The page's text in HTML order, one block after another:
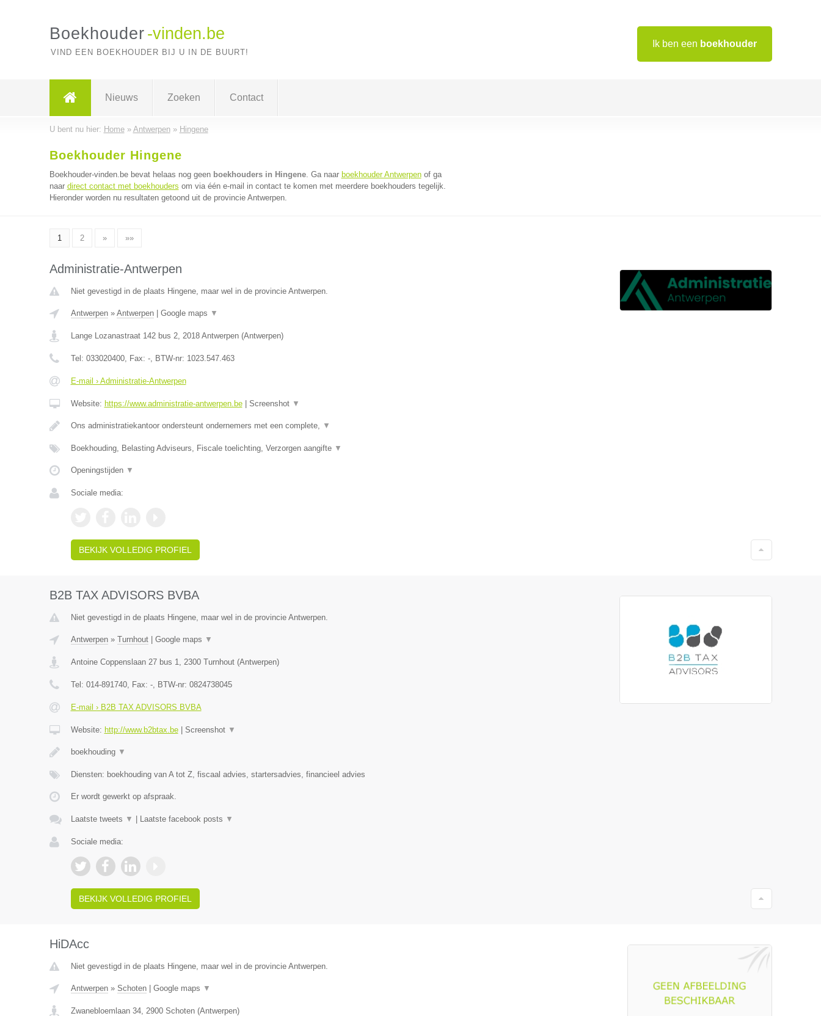
Ik ben een boekhouder
Boekhouder -vinden.be
VIND EEN BOEKHOUDER BIJ U IN DE BUURT!
Nieuws Zoeken Contact
U bent nu hier: Home» Antwerpen» Hingene
Boekhouder Hingene
Boekhouder-vinden.be bevat helaas nog geen boekhouders in Hingene. Ga naar boekhouder Antwerpenof ga
naar direct contact met boekhouders om via één e-mail in contact te komen met meerdere boekhouders tegelijk.
Hieronder worden nu resultaten getoond uit de provincie Antwerpen.
1 2 » »»
Administratie-Antwerpen
Niet gevestigd in de plaats Hingene, maar wel in de provincie Antwerpen.
Antwerpen» Antwerpen| Google maps ▼
Lange Lozanastraat 142 bus 2, 2018 Antwerpen(Antwerpen)
Tel: 033020400, Fax: -, BTW-nr: 1023.547.463
E-mail › Administratie-Antwerpen
Website: https://www.administratie-antwerpen.be| Screenshot ▼
Ons administratiekantoor ondersteunt ondernemers met een complete, ▼
Boekhouding, Belasting Adviseurs, Fiscale toelichting, Verzorgen aangifte ▼
Openingstijden ▼
Sociale media:
BEKIJK VOLLEDIG PROFIEL
B2B TAX ADVISORS BVBA
Niet gevestigd in de plaats Hingene, maar wel in de provincie Antwerpen.
Antwerpen» Turnhout| Google maps ▼
Antoine Coppenslaan 27 bus 1, 2300 Turnhout(Antwerpen)
Tel: 014-891740, Fax: -, BTW-nr: 0824738045
E-mail › B2B TAX ADVISORS BVBA
Website: http://www.b2btax.be| Screenshot ▼
boekhouding ▼
Diensten: boekhouding van A tot Z, fiscaal advies, startersadvies, financieel advies
Er wordt gewerkt op afspraak.
Laatste tweets ▼ Laatste facebook posts ▼
Sociale media:
BEKIJK VOLLEDIG PROFIEL
HiDAcc
Niet gevestigd in de plaats Hingene, maar wel in de provincie Antwerpen.
Antwerpen» Schoten| Google maps ▼
Zwanebloemlaan 34, 2900 Schoten(Antwerpen)